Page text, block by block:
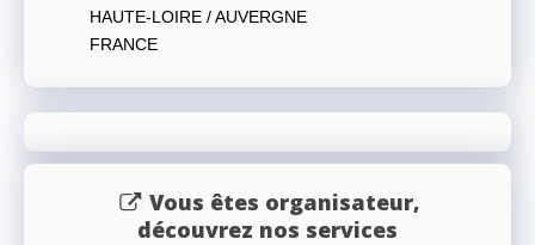
HAUTE-LOIRE / AUVERGNE
FRANCE
Vous êtes organisateur,
découvrez nos services